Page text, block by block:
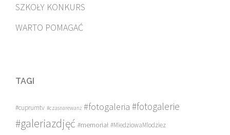
SZKOŁY KONKURS
WARTO POMAGAĆ
TAGI
#cuprumtv #czasnarewanż #fotogaleria #fotogalerie
#galeriazdjęć #memoriał #MiedziowaMlodziez